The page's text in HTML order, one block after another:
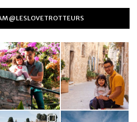
@LESLOVETROTTEURS